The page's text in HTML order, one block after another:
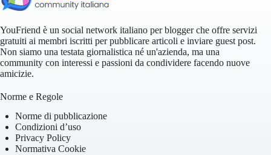
YouFriend è un social network italiano per blogger che offre servizi
gratuiti ai membri iscritti per pubblicare articoli e inviare guest post.
Non siamo una testata giornalistica né un'azienda, ma una
community con interessi e passioni da condividere facendo nuove
amicizie.
Norme e Regole
Norme di pubblicazione
Condizioni d’uso
Privacy Policy
Normativa Cookie